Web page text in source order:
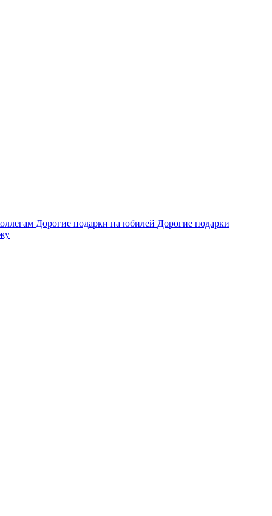
Дорогие подарки на юбилей Дорогие подарки